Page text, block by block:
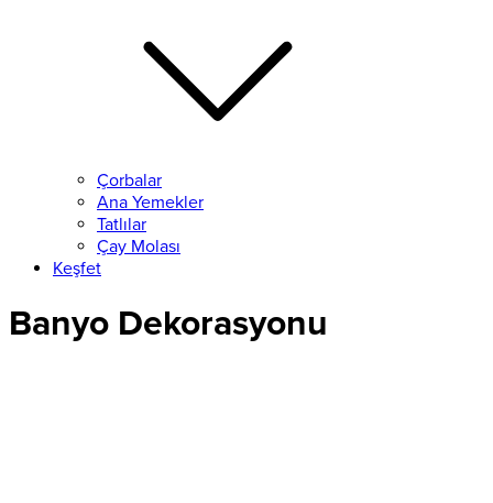
Çorbalar
Ana Yemekler
Tatlılar
Çay Molası
Keşfet
Banyo Dekorasyonu